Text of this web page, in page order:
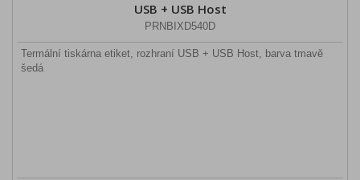
USB + USB Host
PRNBIXD540D
Termální tiskárna etiket, rozhraní USB + USB Host, barva tmavě
šedá